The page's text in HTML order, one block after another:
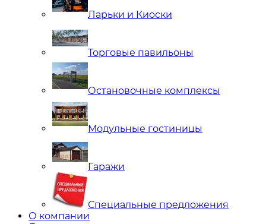
Ларьки и Киоски
Торговые павильоны
Остановочные комплексы
Модульные гостиницы
Гаражи
Специальные предложения
О компании